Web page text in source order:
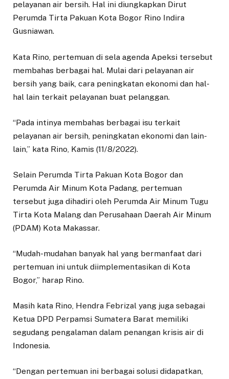
pelayanan air bersih. Hal ini diungkapkan Dirut
Perumda Tirta Pakuan Kota Bogor Rino Indira
Gusniawan.
Kata Rino, pertemuan di sela agenda Apeksi tersebut
membahas berbagai hal. Mulai dari pelayanan air
bersih yang baik, cara peningkatan ekonomi dan hal-
hal lain terkait pelayanan buat pelanggan.
“Pada intinya membahas berbagai isu terkait
pelayanan air bersih, peningkatan ekonomi dan lain-
lain,” kata Rino, Kamis (11/8/2022).
Selain Perumda Tirta Pakuan Kota Bogor dan
Perumda Air Minum Kota Padang, pertemuan
tersebut juga dihadiri oleh Perumda Air Minum Tugu
Tirta Kota Malang dan Perusahaan Daerah Air Minum
(PDAM) Kota Makassar.
“Mudah-mudahan banyak hal yang bermanfaat dari
pertemuan ini untuk diimplementasikan di Kota
Bogor,” harap Rino.
Masih kata Rino, Hendra Febrizal yang juga sebagai
Ketua DPD Perpamsi Sumatera Barat memiliki
segudang pengalaman dalam penangan krisis air di
Indonesia.
“Dengan pertemuan ini berbagai solusi didapatkan,